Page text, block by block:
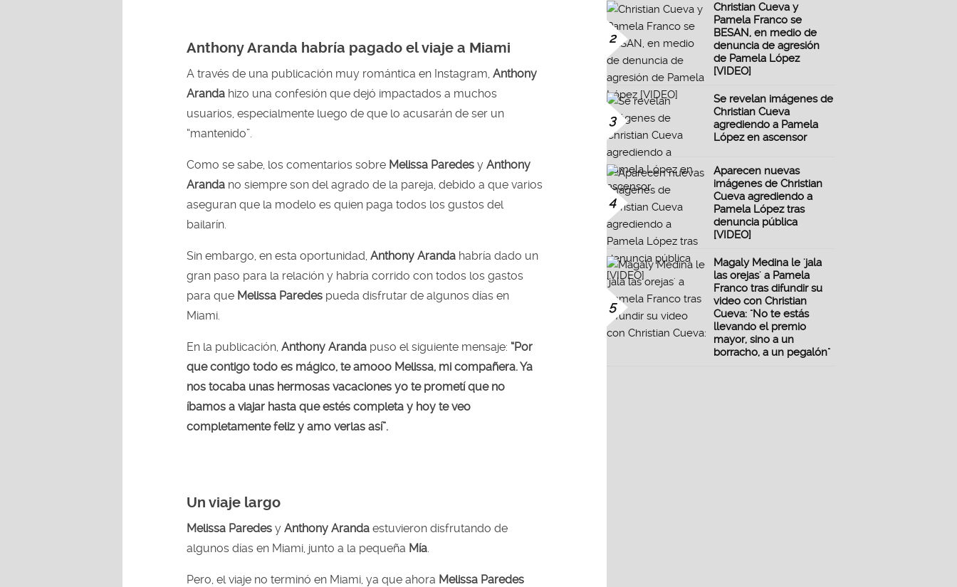
Anthony Aranda habría pagado el viaje a Miami
A través de una publicación muy romántica en Instagram, Anthony
Aranda hizo una confesión que dejó impactados a muchos
usuarios, especialmente luego de que lo acusarán de ser un
“mantenido”.
Como se sabe, los comentarios sobre Melissa Paredes y Anthony
Aranda no siempre son del agrado de la pareja, debido a que varios
aseguran que la modelo es quien paga todos los gustos del
bailarín.
Sin embargo, en esta oportunidad, Anthony Aranda habría dado un
gran paso para la relación y habría corrido con todos los gastos
para que Melissa Paredes pueda disfrutar de algunos días en
Miami.
En la publicación, Anthony Aranda puso el siguiente mensaje: “Por
que contigo todo es mágico, te amooo Melissa, mi compañera. Ya
nos tocaba unas hermosas vacaciones yo te prometí que no
íbamos a viajar hasta que estés completa y hoy te veo
completamente feliz y amo verlas así”.
Un viaje largo
Melissa Paredes y Anthony Aranda estuvieron disfrutando de
algunos días en Miami, junto a la pequeña Mía
Pero, el viaje no terminó en Miami, ya que ahora Melissa Paredes
2
Christian Cueva y
Pamela Franco se
BESAN, en medio de
denuncia de agresión
de Pamela López
[VIDEO]
3
Se revelan imágenes de
Christian Cueva
agrediendo a Pamela
López en ascensor
4
Aparecen nuevas
imágenes de Christian
Cueva agrediendo a
Pamela López tras
denuncia pública
[VIDEO]
5
Magaly Medina le 'jala
las orejas' a Pamela
Franco tras difundir su
video con Christian
Cueva: "No te estás
llevando el premio
mayor, sino a un
borracho, a un pegalón"